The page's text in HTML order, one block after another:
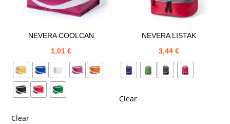
NEVERA COOLCAN
1,01€
Clear
NEVERA LISTAK
3,44 €
Clear